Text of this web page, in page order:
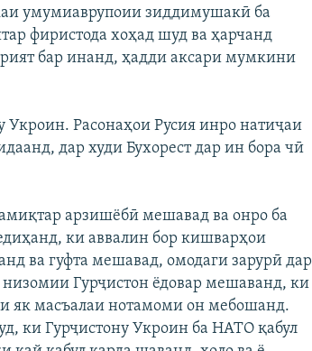
умумиаврупоии зиддимушакӣ ба
фиристода хоҳад шуд ва ҳарчанд
бар инанд, ҳадди аксари мумкини
Расонаҳои Русия инро натиҷаи
дар худи Бухорест дар ин бора чӣ
арзишёбӣ мешавад ва онро ба
ки аввалин бор кишварҳои
ва гуфта мешавад, омодаги зарурӣ дар
Гурҷистон ёдовар мешаванд, ки
як масъалаи нотамоми он мебошанд.
ки Гурҷистону Укроин ба НАТО қабул